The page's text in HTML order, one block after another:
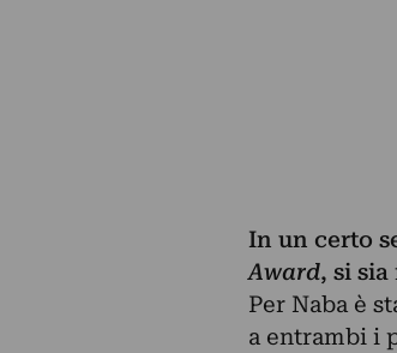
In un certo
Award, si
Per Naba è
a entrambi i